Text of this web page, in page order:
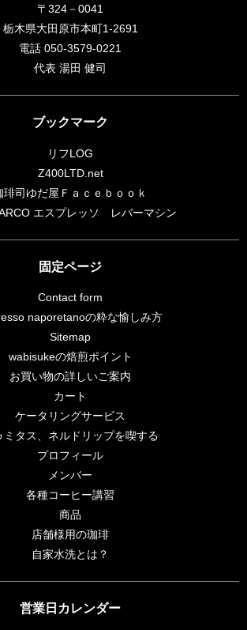
〒324－0041
栃木県大田原市本町1-2691
電話 050-3579-0221
代表 湯田 健司
ブックマーク
リフLOG
Z400LTD.net
琲司ゆだ屋Ｆａｃｅｂｏｏｋ
エスプレッソ レバーマシン
固定ページ
Contact form
naporetanoの粋な愉しみ方
Sitemap
wabisukeの焙煎ポイント
お買い物の詳しいご案内
カート
ケータリングサービス
ミタス、ネルドリップを喫する
プロフィール
メンバー
各種コーヒー講習
商品
店舗様用の珈琲
自家水洗とは？
営業日カレンダー